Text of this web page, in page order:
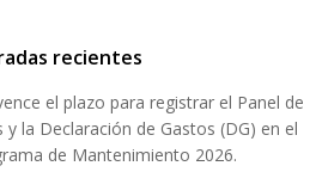
recientes
el plazo para registrar el Panel de
y la Declaración de Gastos (DG) en el
de Mantenimiento 2026.